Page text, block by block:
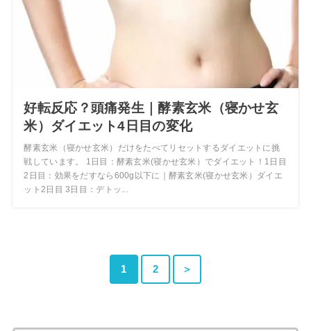
好転反応？頭痛発生｜酵素玄米（寝かせ玄
米）ダイエット4日目の変化
酵素玄米（寝かせ玄米）だけをたべてリセットするダイエットに挑
戦しています。 1日目：酵素玄米(寝かせ玄米）でダイエット！1日目
2日目：効果をだすなら600g以下に｜酵素玄米(寝かせ玄米）ダイエ
ット2日目 3日目：デトッ...
1 2 ＞